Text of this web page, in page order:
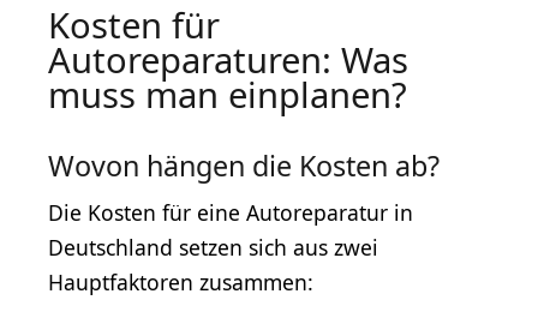
Kosten für
Autoreparaturen: Was
muss man einplanen?
Wovon hängen die Kosten ab?
Die Kosten für eine Autoreparatur in
Deutschland setzen sich aus zwei
Hauptfaktoren zusammen: